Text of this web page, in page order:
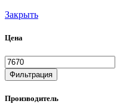
Закрыть
Цена
Минимальная
цена
Фильтрация
Производитель